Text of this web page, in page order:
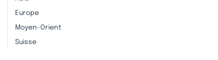
Europe
Moyen-Orient
Suisse